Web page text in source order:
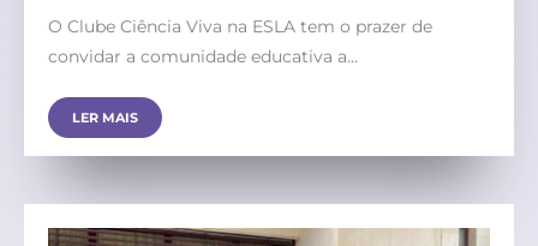
O Clube Ciência Viva na ESLA tem o prazer de
convidar a comunidade educativa a…
LER MAIS